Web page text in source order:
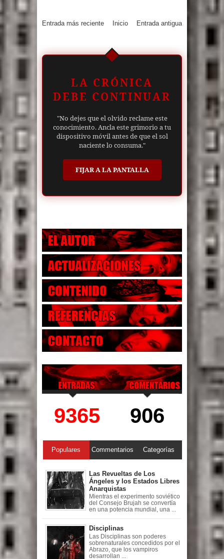
Entrada más reciente Entrada antigua
Inicio
LA CRÓNICA
DEBE CONTINUAR
"No dejes que el olvido reclame este
conocimiento. Ancla este grimorio a tu
dispositivo móvil antes de que el sol
naciente lo consuma."
FIJAR A LA PANTALLA
9365 906
Populares Commentarios Categorías
Las Revueltas de Los
Ángeles y los Estados Libres
Anarquistas
Mientras el experimento soviético
del Consejo Brujah se convertía
en una potencia mundial, una ...
Disciplinas
Las Disciplinas son poderes
sobrenaturales concedidos por el
Abrazo, que los vampiros
desarrollan ...